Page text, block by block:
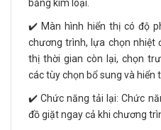
bằng kim loại.
✔️ Màn hình hiển thị có độ
chương trình, lựa chọn nhiệt
thị thời gian còn lại, chọn
các tùy chọn bổ sung và hiển
✔️ Chức năng tải lại: Chức
đồ giặt ngay cả khi chương